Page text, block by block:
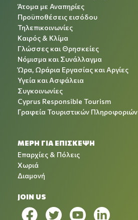
Άτομα με Αναπηρίες
Προϋποθέσεις εισόδου
Τηλεπικοινωνίες
Καιρός & Κλίμα
Γλώσσες και Θρησκείες
Νόμισμα και Συνάλλαγμα
Ώρα, Ωράρια Εργασίας και Αργίες
Υγεία και Ασφάλεια
Συγκοινωνίες
Cyprus Responsible Tourism
Γραφεία Τουριστικών Πληροφοριών
ΜΕΡΗ ΓΙΑ ΕΠΙΣΚΕΨΗ
Επαρχίες & Πόλεις
Χωριά
Διαμονή
JOIN US